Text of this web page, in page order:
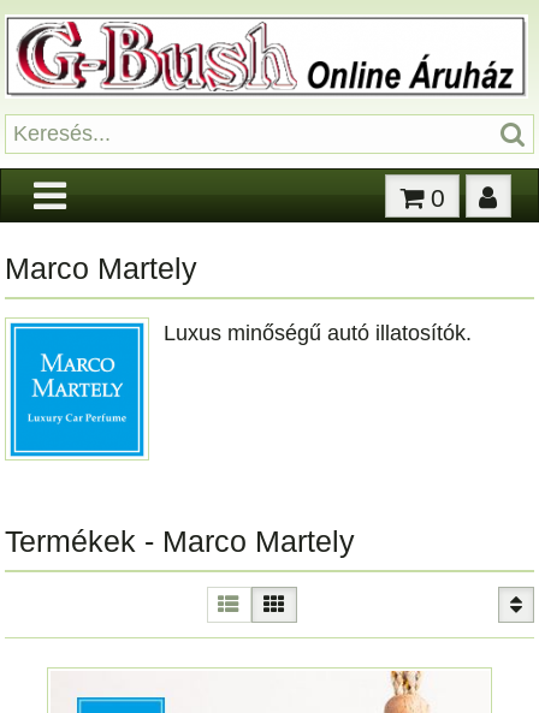
0
Marco Martely
Luxus minőségű autó illatosítók.
Termékek - Marco Martely